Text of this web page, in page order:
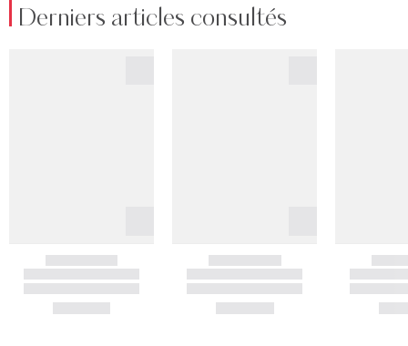
Derniers articles consultés